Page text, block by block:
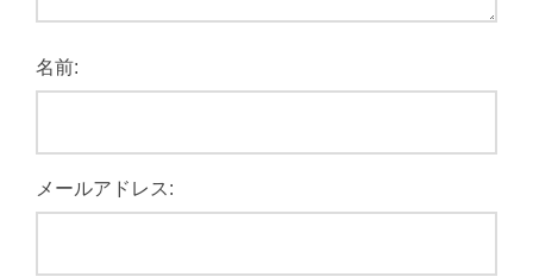
名前:
メールアドレス: